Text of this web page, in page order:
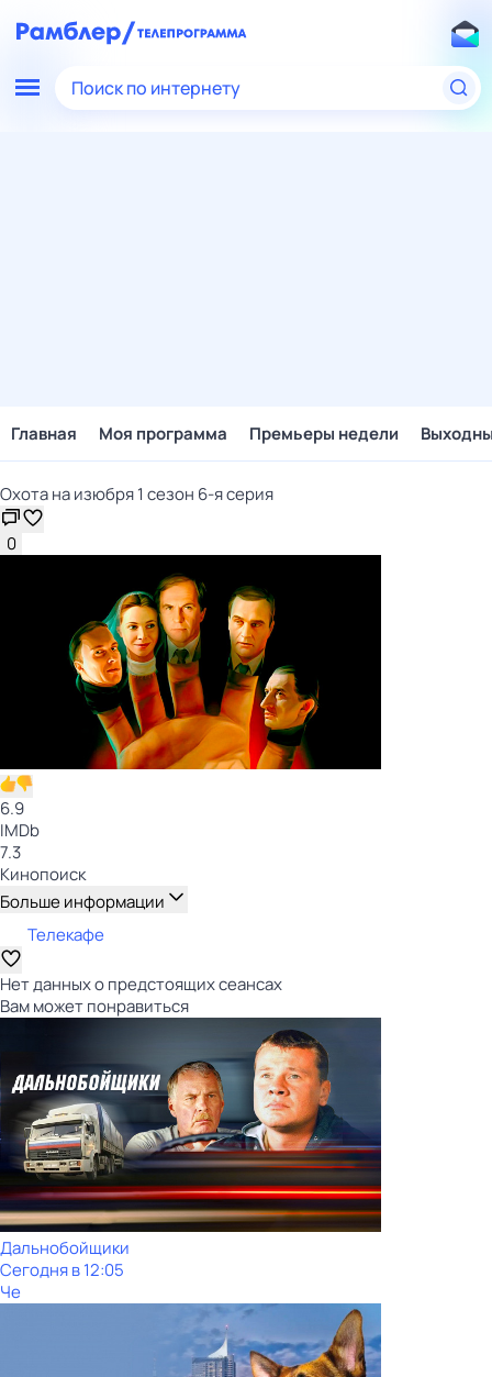
Поиск по интернету
Главная Моя программа Премьеры недели
Охота на изюбря 1 сезон 6-я серия
0
6.9
IMDb
7.3
Кинопоиск
Больше информации
Телекафе
Нет данных о предстоящих сеансах
Вам может понравиться
Дальнобойщики
Сегодня в 12:05
Че